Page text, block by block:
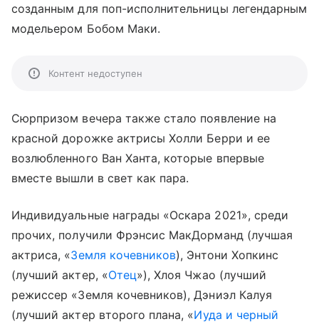
созданным для поп-исполнительницы легендарным
модельером Бобом Маки.
Контент недоступен
Сюрпризом вечера также стало появление на
красной дорожке актрисы Холли Берри и ее
возлюбленного Ван Ханта, которые впервые
вместе вышли в свет как пара.
Индивидуальные награды «Оскара 2021», среди
прочих, получили Фрэнсис МакДорманд (лучшая
актриса, «Земля кочевников), Энтони Хопкинс
(лучший актер, «Отец»), Хлоя Чжао (лучший
режиссер «Земля кочевников), Дэниэл Калуя
(лучший актер второго плана, «Иуда и черный